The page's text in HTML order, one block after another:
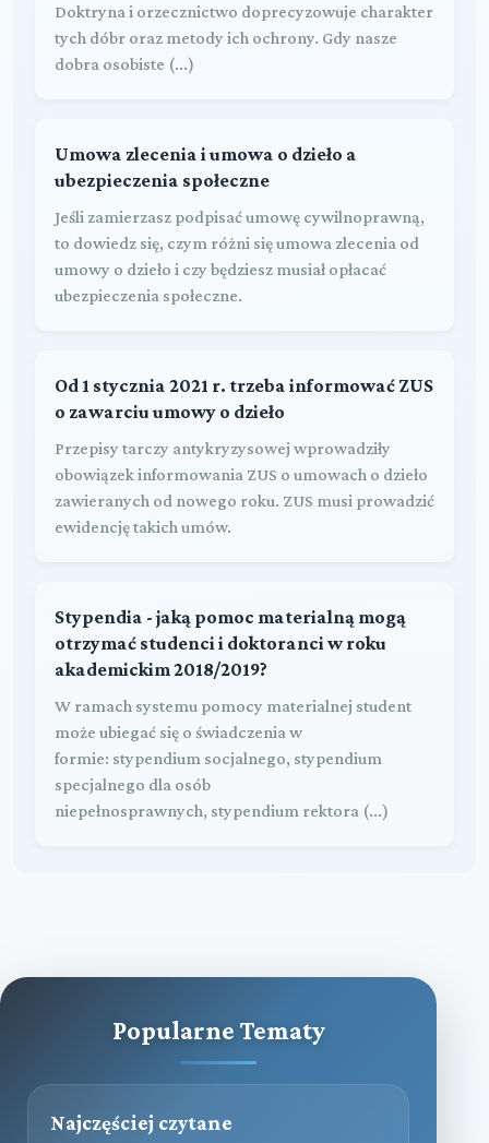
Doktryna i orzecznictwo doprecyzowuje charakter
tych dóbr oraz metody ich ochrony. Gdy nasze
dobra osobiste (...)
Umowa zlecenia i umowa o dzieło a
ubezpieczenia społeczne
Jeśli zamierzasz podpisać umowę cywilnoprawną,
to dowiedz się, czym różni się umowa zlecenia od
umowy o dzieło i czy będziesz musiał opłacać
ubezpieczenia społeczne.
Od 1 stycznia 2021 r. trzeba informować ZUS
o zawarciu umowy o dzieło
Przepisy tarczy antykryzysowej wprowadziły
obowiązek informowania ZUS o umowach o dzieło
zawieranych od nowego roku. ZUS musi prowadzić
ewidencję takich umów.
Stypendia - jaką pomoc materialną mogą
otrzymać studenci i doktoranci w roku
akademickim 2018/2019?
W ramach systemu pomocy materialnej student
może ubiegać się o świadczenia w
formie: stypendium socjalnego, stypendium
specjalnego dla osób
niepełnosprawnych, stypendium rektora (...)
Popularne Tematy
Najczęściej czytane